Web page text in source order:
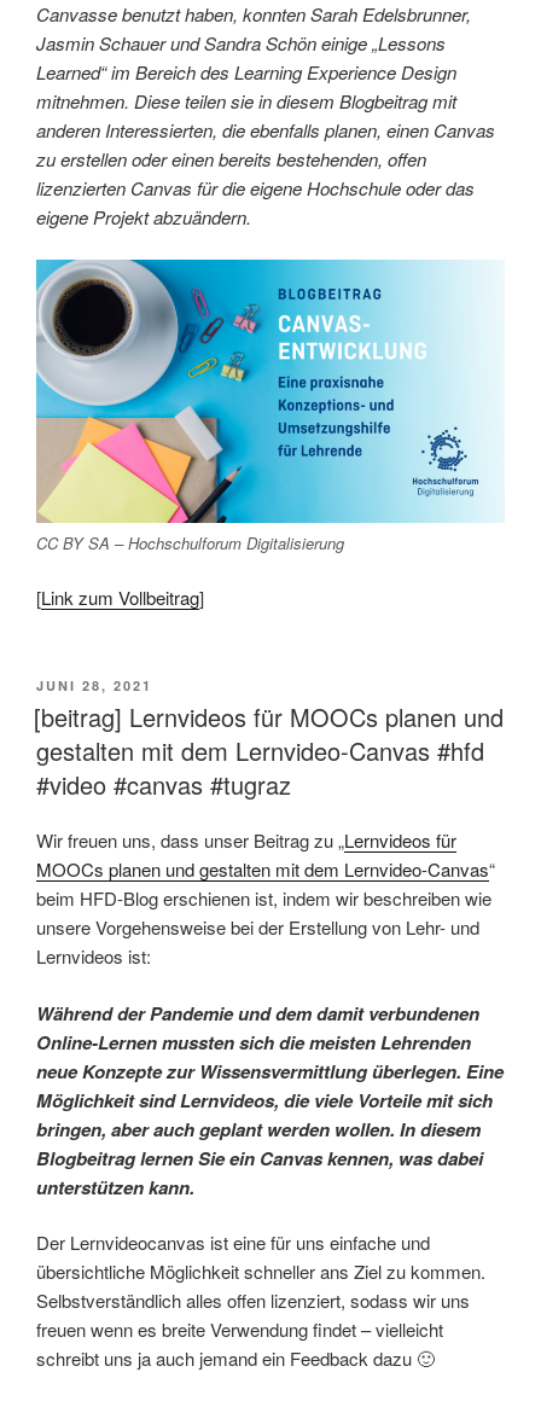
Canvasse benutzt haben, konnten Sarah Edelsbrunner,
Jasmin Schauer und Sandra Schön einige „Lessons
Learned“ im Bereich des Learning Experience Design
mitnehmen. Diese teilen sie in diesem Blogbeitrag mit
anderen Interessierten, die ebenfalls planen, einen Canvas
zu erstellen oder einen bereits bestehenden, offen
lizenzierten Canvas für die eigene Hochschule oder das
eigene Projekt abzuändern.
CC BY SA – Hochschulforum Digitalisierung
[Link zum Vollbeitrag]
VERÖFFENTLICHT
AM
JUNI 28, 2021
[beitrag] Lernvideos für MOOCs planen und
gestalten mit dem Lernvideo-Canvas #hfd
#video #canvas #tugraz
Wir freuen uns, dass unser Beitrag zu „Lernvideos für
MOOCs planen und gestalten mit dem Lernvideo-Canvas“
beim HFD-Blog erschienen ist, indem wir beschreiben wie
unsere Vorgehensweise bei der Erstellung von Lehr- und
Lernvideos ist:
Während der Pandemie und dem damit verbundenen
Online-Lernen mussten sich die meisten Lehrenden
neue Konzepte zur Wissensvermittlung überlegen. Eine
Möglichkeit sind Lernvideos, die viele Vorteile mit sich
bringen, aber auch geplant werden wollen. In diesem
Blogbeitrag lernen Sie ein Canvas kennen, was dabei
unterstützen kann.
Der Lernvideocanvas ist eine für uns einfache und
übersichtliche Möglichkeit schneller ans Ziel zu kommen.
Selbstverständlich alles offen lizenziert, sodass wir uns
freuen wenn es breite Verwendung findet – vielleicht
schreibt uns ja auch jemand ein Feedback dazu 🙂